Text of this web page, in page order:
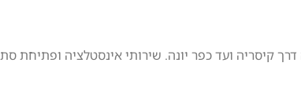
קיסריה ועד כפר יונה. שירותי אינסטלציה ופתיחת